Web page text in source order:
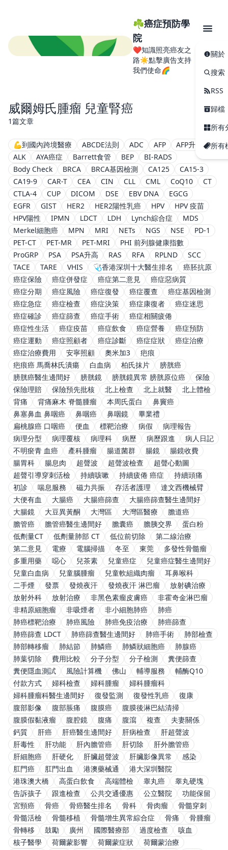
☘️癌症預防學
院
❤️知識照亮癌友之
路☀️點擊廣告支持
我們使命🌈
關於
搜索
RSS
歸檔
所有
所有
威爾姆氏腫瘤 兒童腎癌
1篇文章
💪到國內跨境醫療 ABCDE法則 ADC AFP
AFP升高
ALK
AYA癌症 Barrett食管 BEP
BI-RADS
Body Check
BRCA BRCA基因檢測 CA125
CA15-3
CA19-9
CAR-T CEA CIN CLL CML CoQ10
CT
CTLA-4
CUP DICOM DSE EBV DNA
EGCG
EGFR
GIST HER2 HER2陽性乳癌 HPV
HPV 疫苗
HPV陽性
IPMN LDCT LDH Lynch綜合症
MDS
Merkel細胞癌
MPN MRI NETs NGS NSE
PD-1
PET-CT
PET-MR PET-MRI
PHI 前列腺健康指數
ProGRP
PSA PSA升高 RAS RFA RPLND
SCC
TACE
TARE VHIS 🩺香港深圳十大醫生排名
癌胚抗原
癌症保險
癌症併發症 癌症第二意見
癌症惡病質
癌症分期
癌症風險 癌症復發 癌症覆查
癌症基因檢測
癌症急症
癌症檢查 癌症決策 癌症康復者
癌症迷思
癌症確診
癌症篩查 癌症手術
癌症相關疲倦
癌症性生活
癌症疫苗 癌症飲食 癌症營養
癌症預防
癌症運動
癌症照顧者 癌症診斷 癌症症狀
癌症治療
癌症治療費用
安寧照顧 奧米加3
疤痕
疤痕癌 馬喬林氏潰瘍
白血病 柏氏抹片
膀胱癌
膀胱癌醫生邊間好
膀胱鏡 膀胱鏡異常 膀胱原位癌
保險
保險理賠
保險預先批核 北上檢查 北上就醫
北上體檢
背痛
背痛麻木 脊髓腫瘤 本周氏蛋白
鼻竇癌
鼻塞鼻血 鼻咽癌
鼻咽癌 鼻咽鏡
畢業禮
扁桃腺癌 口咽癌
便血 標靶治療 病假
病理報告
病理分型
病理覆核 病理科 病歷 病歷跟進
病人日記
不明瘀青 血癌
產科腫瘤 腸道菌群 腸鏡
腸鏡收費
腸胃科
腸息肉 超聲波 超聲波檢查
超聲心動圖
超聲引導穿刺活檢
持續咳嗽 持續疲倦 癌症
持續頭痛
初診
喘息服務 磁力共振 存活者護理
達文西機械臂
大便有血
大腸癌 大腸癌篩查
大腸癌篩查醫生邊間好
大腸鏡
大豆異黃酮 大灣區 大灣區醫療
膽道癌
膽管癌
膽管癌醫生邊間好 膽囊癌 膽胰交界
蛋白粉
低劑量CT
低劑量肺部 CT 低位前切除
第二線治療
第二意見
電療 電腦掃描 冬至 東莞
多發性骨髓瘤
多重用藥
噁心 兒茶素 兒童癌症
兒童癌症醫生邊間好
兒童白血病
兒童腦腫瘤 兒童軟組織肉瘤
耳鼻喉科
二手煙
發票 發燒夜汗 發燒夜汗 淋巴瘤
放射碘治療
放射外科
放射治療 非黑色素瘤皮膚癌
非霍奇金淋巴瘤
非精原細胞瘤
非吸煙者 非小細胞肺癌
肺癌
肺癌標靶治療
肺癌風險 肺癌免疫治療
肺癌篩查
肺癌篩查 LDCT
肺癌篩查醫生邊間好 肺癌手術
肺部檢查
肺部轉移瘤
肺結節 肺鱗癌 肺鱗狀細胞癌
肺腺癌
肺葉切除
費用比較 分子分型 分子檢測
糞便篩查
糞便隱血測試
風險計算機 佛山 輔導服務
輔酶Q10
付款方式
婦科檢查 婦科腫瘤
婦科腫瘤科
婦科腫瘤科醫生邊間好
復發監測 復發性乳癌
復康
腹部影像
腹部脹痛 腹膜癌
腹膜後淋巴結清掃
腹膜假黏液瘤
腹腔鏡 腹痛 腹瀉 複查
夫妻關係
鈣質
肝癌 肝癌醫生邊間好 肝病檢查
肝超聲波
肝毒性
肝功能 肝內膽管癌 肝切除
肝外膽管癌
肝細胞癌
肝硬化 肝臟超聲波 肝臟影像異常
感染
肛門癌
肛門出血 港澳藥械通
港大深圳醫院
港珠澳大橋
高蛋白飲食 高端體檢 睾丸癌
睾丸硬塊
告訴孩子
跟進檢查 公共交通優惠 公立醫院
功能保留
宮頸癌
骨癌 骨癌醫生排名 骨科 骨肉瘤
骨髓穿刺
骨髓活檢
骨髓移植 骨髓增生異常綜合症 骨痛
骨腫瘤
骨轉移
鼓勵 廣州 國際醫療部 過度檢查
咳血
核子醫學
荷爾蒙影響 荷爾蒙症狀
荷爾蒙治療